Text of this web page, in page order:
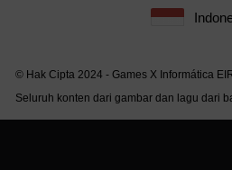
© Hak Cipta 2024 - Games X Informática
Seluruh konten dari gambar dan lagu dari